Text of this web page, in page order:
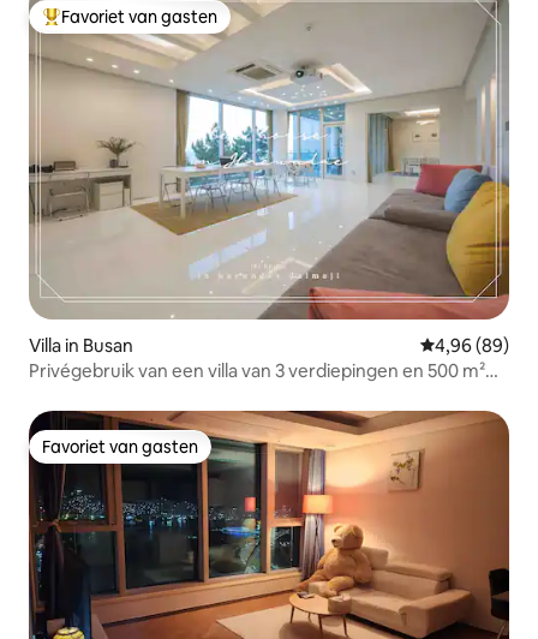
Topfavoriet van gasten
Favoriet van gasten
Villa in Busan Gemiddelde
4,96 (89)
Privégebruik van een villa van 3 verdiepingen en 500 m²
Favoriet van gasten
Favoriet van gasten